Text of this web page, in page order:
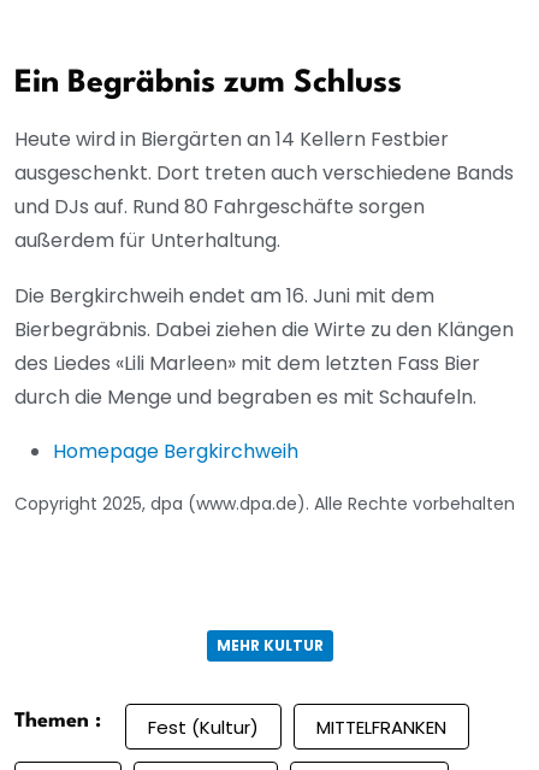
Ein Begräbnis zum Schluss
Heute wird in Biergärten an 14 Kellern Festbier
ausgeschenkt. Dort treten auch verschiedene Bands
und DJs auf. Rund 80 Fahrgeschäfte sorgen
außerdem für Unterhaltung.
Die Bergkirchweih endet am 16. Juni mit dem
Bierbegräbnis. Dabei ziehen die Wirte zu den Klängen
des Liedes «Lili Marleen» mit dem letzten Fass Bier
durch die Menge und begraben es mit Schaufeln.
Homepage Bergkirchweih
Copyright 2025, dpa (www.dpa.de). Alle Rechte vorbehalten
MEHR KULTUR
Themen : Fest (Kultur) MITTELFRANKEN